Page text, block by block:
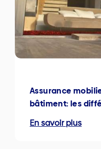
Assurance
bâtiment: les
En savoir plus